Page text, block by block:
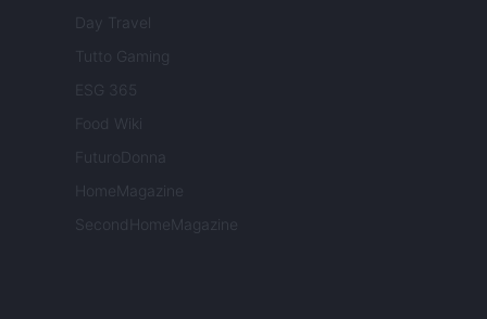
Day Travel
Tutto Gaming
ESG 365
Food Wiki
FuturoDonna
HomeMagazine
SecondHomeMagazine